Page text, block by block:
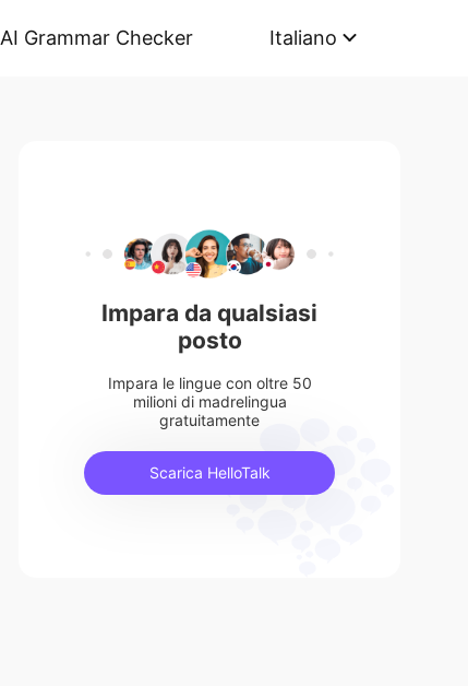
AI Grammar Checker Italiano
Impara da qualsiasi
posto
Impara le lingue con oltre 50
milioni di madrelingua
gratuitamente
Scarica HelloTalk